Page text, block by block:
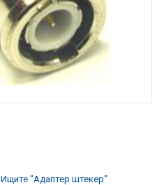
Ищите "Адаптер штекер"